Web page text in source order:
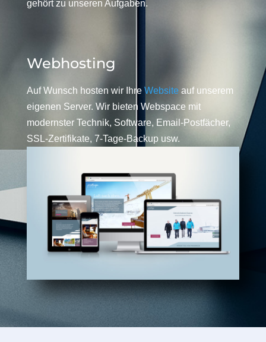
gehört zu unseren Aufgaben.
Webhosting
Auf Wunsch hosten wir Ihre Website auf unserem
eigenen Server. Wir bieten Webspace mit
modernster Technik, Software, Email-Postfächer,
SSL-Zertifikate, 7-Tage-Backup usw.